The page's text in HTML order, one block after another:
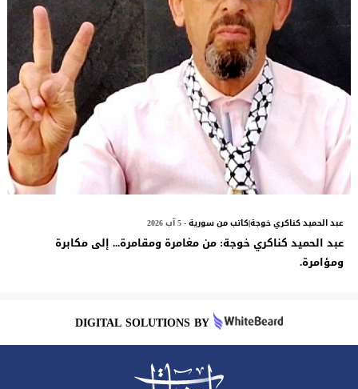
عبد الحميد كناكري خوجة|كاتب من سورية- 5 آب 2026
عبد الحميد كناكري خوجة: من مغامرة ومقامرة... إلى مكابرة
ومؤامرة.
DIGITAL SOLUTIONS BY